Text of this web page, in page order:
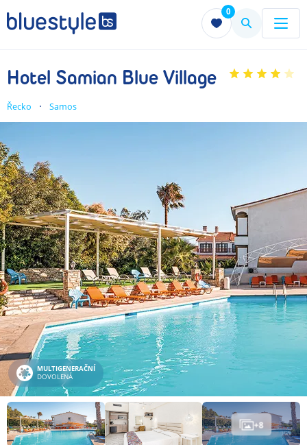
0
Menu Menu
Hotel Samian Blue Village
Řecko Samos
MULTIGENERAČNÍ
DOVOLENÁ
+8